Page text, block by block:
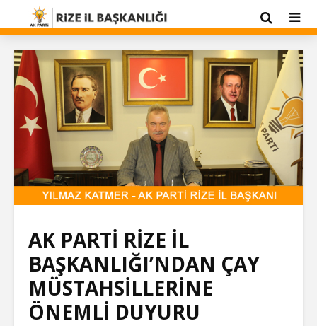
AK PARTİ RİZE İL
BAŞKANLIĞI’NDAN ÇAY
MÜSTAHSİLLERİNE
ÖNEMLİ DUYURU